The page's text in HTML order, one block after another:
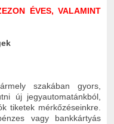
ÉVES, VALAMINT
szakában gyors,
új jegyautomatánkból,
tiketek mérkőzéseinkre.
vagy bankkártyás